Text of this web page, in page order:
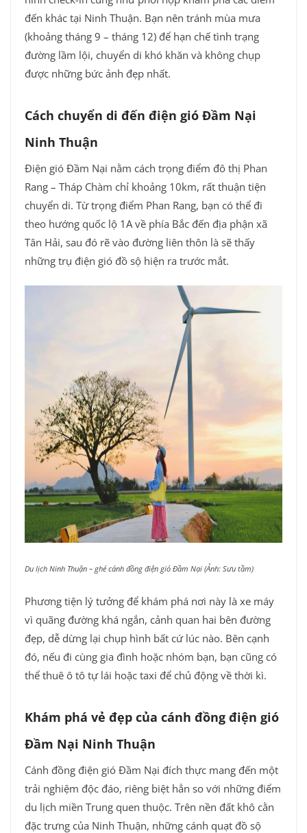
đến khác tại Ninh Thuận. Bạn nên tránh mùa mưa
(khoảng tháng 9 – tháng 12) để hạn chế tình trạng
đường lầm lội, chuyển di khó khăn và không chụp
được những bức ảnh đẹp nhất.
Cách chuyển di đến điện gió Đầm Nại
Ninh Thuận
Điện gió Đầm Nại nằm cách trọng điểm đô thị Phan
Rang – Tháp Chàm chỉ khoảng 10km, rất thuận tiện
chuyển di. Từ trọng điểm Phan Rang, bạn có thể đi
theo hướng quốc lộ 1A về phía Bắc đến địa phận xã
Tân Hải, sau đó rẽ vào đường liên thôn là sẽ thấy
những trụ điện gió đồ sộ hiện ra trước mắt.
Du lịch Ninh Thuận – ghé cánh đồng điện gió Đầm Nại (Ảnh: Sưu tầm)
Phương tiện lý tưởng để khám phá nơi này là xe máy
vì quãng đường khá ngắn, cảnh quan hai bên đường
đẹp, dễ dừng lại chụp hình bất cứ lúc nào. Bên cạnh
đó, nếu đi cùng gia đình hoặc nhóm bạn, bạn cũng có
thể thuê ô tô tự lái hoặc taxi để chủ động về thời kì.
Khám phá vẻ đẹp của cánh đồng điện gió
Đầm Nại Ninh Thuận
Cánh đồng điện gió Đầm Nại đích thực mang đến một
trải nghiệm độc đáo, riêng biệt hẳn so với những điểm
du lịch miền Trung quen thuộc. Trên nền đất khô cằn
đặc trưng của Ninh Thuận, những cánh quạt đồ sộ